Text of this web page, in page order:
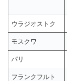
ウラジオストク
モスクワ
パリ
フランクフルト